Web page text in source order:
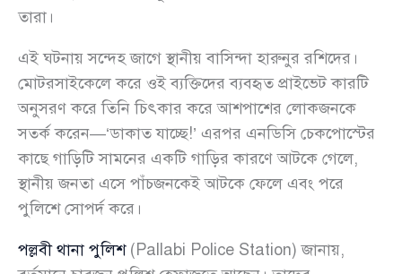
তারা।
এই ঘটনায় সন্দেহ জাগে স্থানীয় বাসিন্দা হারুনুর রশিদের।
মোটরসাইকেলে করে ওই ব্যক্তিদের ব্যবহৃত প্রাইভেট কারটি
অনুসরণ করে তিনি চিৎকার করে আশপাশের লোকজনকে
সতর্ক করেন—‘ডাকাত যাচ্ছে!’ এরপর এনডিসি চেকপোস্টের
কাছে গাড়িটি সামনের একটি গাড়ির কারণে আটকে গেলে,
স্থানীয় জনতা এসে পাঁচজনকেই আটকে ফেলে এবং পরে
পুলিশে সোপর্দ করে।
পল্লবী থানা পুলিশ(Pallabi Police Station) জানায়,